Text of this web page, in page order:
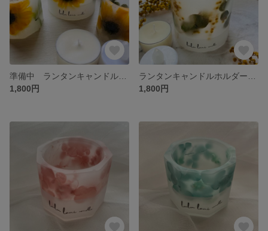
1,800円
1,800円